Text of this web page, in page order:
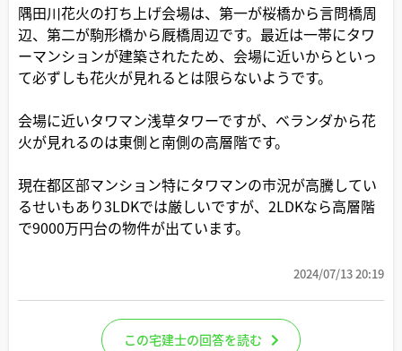
隅田川花火の打ち上げ会場は、第一が桜橋から言問橋周
辺、第二が駒形橋から厩橋周辺です。最近は一帯にタワ
ーマンションが建築されたため、会場に近いからといっ
て必ずしも花火が見れるとは限らないようです。
会場に近いタワマン浅草タワーですが、ベランダから花
火が見れるのは東側と南側の高層階です。
現在都区部マンション特にタワマンの市況が高騰してい
るせいもあり3LDKでは厳しいですが、2LDKなら高層階
で9000万円台の物件が出ています。
2024/07/13 20:19
この宅建士の回答を読む